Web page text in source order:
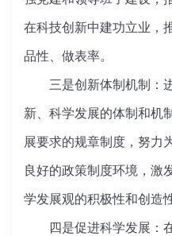
在科技创新中建功立业，
品性、做表率。
三是创新体制机制：进
新、科学发展的体制和机
展要求的规章制度，努力
良好的政策制度环境，激
学发展观的积极性和创造性
四是促进科学发展：在